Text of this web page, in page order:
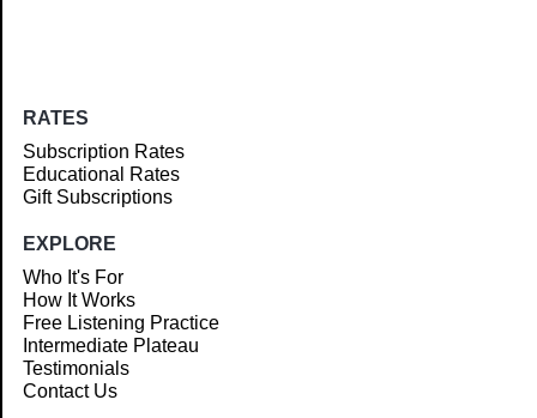
RATES
Subscription Rates
Educational Rates
Gift Subscriptions
EXPLORE
Who It's For
How It Works
Free Listening Practice
Intermediate Plateau
Testimonials
Contact Us